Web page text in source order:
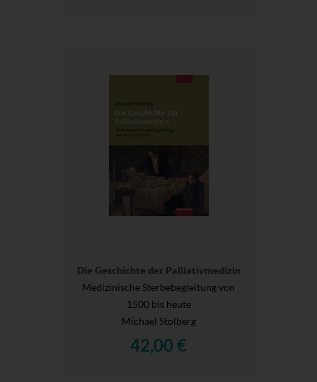
Die Geschichte der Palliativmedizin
Medizinische Sterbebegleitung von
1500 bis heute
Michael Stolberg
42,00 €